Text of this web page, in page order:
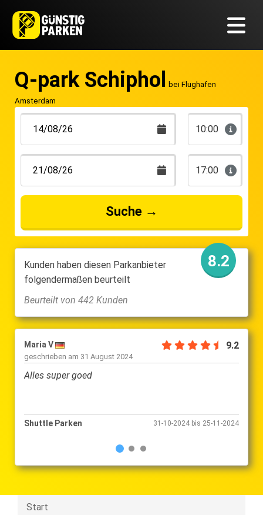
Q-park Schiphol
bei Flughafen
Amsterdam
10:00
17:00
Suche→
Kunden haben diesen Parkanbieter
folgendermaßen beurteilt
8.2
Beurteilt von 442 Kunden
Maria V
geschrieben am 31 August 2024
9.2
Alles super goed
Shuttle Parken 31-10-2024 bis 25-11-2024
Start